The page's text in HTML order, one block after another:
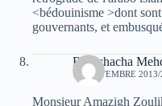
<bédouinisme >dont
gouvernants, et
Boutchacha
15 SEPTEMBRE
Monsieur Amazigh